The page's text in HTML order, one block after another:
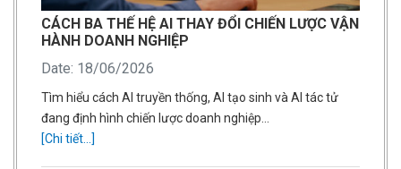
CÁCH BA THẾ HỆ AI THAY ĐỔI CHIẾN LƯỢC VẬN
HÀNH DOANH NGHIỆP
Date: 18/06/2026
Tìm hiểu cách AI truyền thống, AI tạo sinh và AI tác tử
đang định hình chiến lược doanh nghiệp…
[Chi tiết...]